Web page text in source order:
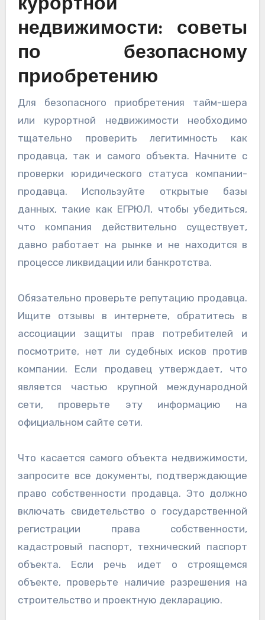
курортной
недвижимости: советы
по безопасному
приобретению
Для безопасного приобретения тайм-шера
или курортной недвижимости необходимо
тщательно проверить легитимность как
продавца, так и самого объекта. Начните с
проверки юридического статуса компании-
продавца. Используйте открытые базы
данных, такие как ЕГРЮЛ, чтобы убедиться,
что компания действительно существует,
давно работает на рынке и не находится в
процессе ликвидации или банкротства.
Обязательно проверьте репутацию продавца.
Ищите отзывы в интернете, обратитесь в
ассоциации защиты прав потребителей и
посмотрите, нет ли судебных исков против
компании. Если продавец утверждает, что
является частью крупной международной
сети, проверьте эту информацию на
официальном сайте сети.
Что касается самого объекта недвижимости,
запросите все документы, подтверждающие
право собственности продавца. Это должно
включать свидетельство о государственной
регистрации права собственности,
кадастровый паспорт, технический паспорт
объекта. Если речь идет о строящемся
объекте, проверьте наличие разрешения на
строительство и проектную декларацию.